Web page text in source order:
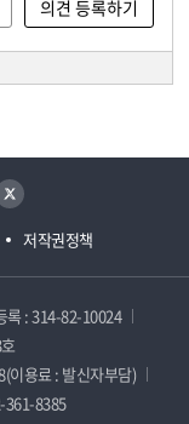
저작권정책
트위터
록 : 314-82-10024
이용료 : 발신자부담)
361-8385